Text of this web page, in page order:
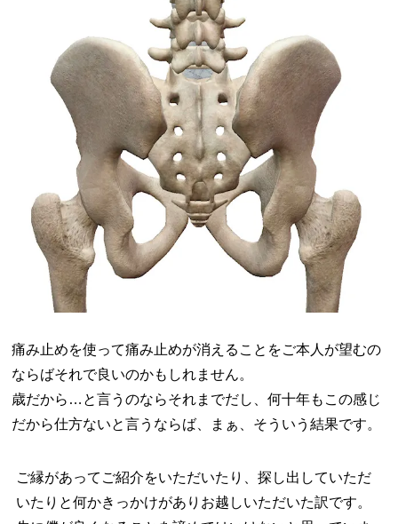
痛み止めを使って痛み止めが消えることをご本人が望むの
ならばそれで良いのかもしれません。
歳だから…と言うのならそれまでだし、何十年もこの感じ
だから仕方ないと言うならば、まぁ、そういう結果です。
ご縁があってご紹介をいただいたり、探し出していただ
いたりと何かきっかけがありお越しいただいた訳です。